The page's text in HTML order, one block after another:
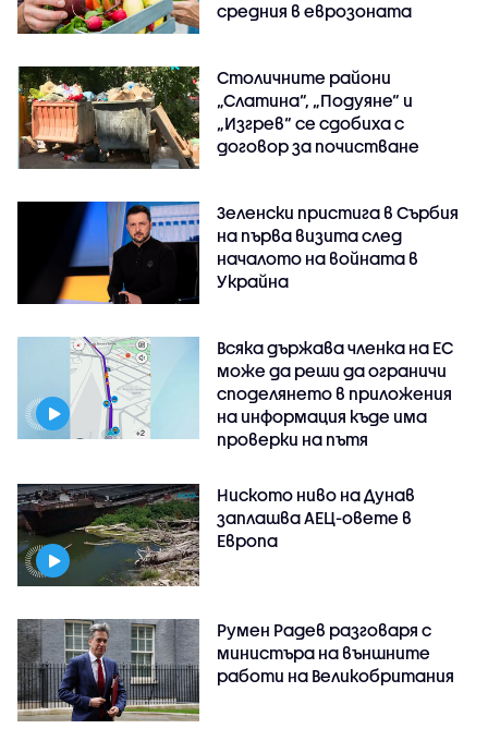
средния в еврозоната
Столичните райони
„Слатина“, „Подуяне“ и
„Изгрев“ се сдобиха с
договор за почистване
Зеленски пристига в Сърбия
на първа визита след
началото на войната в
Украйна
Всяка държава членка на ЕС
може да реши да ограничи
споделянето в приложения
на информация къде има
проверки на пътя
Ниското ниво на Дунав
заплашва АЕЦ-овете в
Европа
Румен Радев разговаря с
министъра на външните
работи на Великобритания